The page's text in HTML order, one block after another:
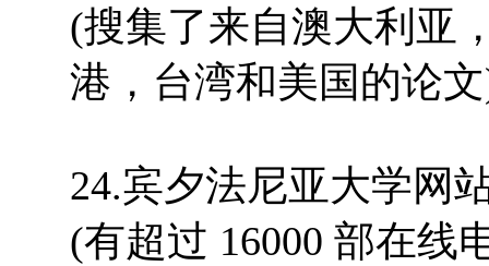
(搜集了来自澳大利亚
港，台湾和美国的论
24.宾夕法尼亚大学网
(有超过 16000 部在线